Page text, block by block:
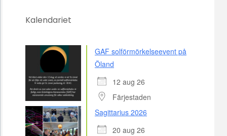
Kalendariet
GAF solförmörkelseevent på
Öland
12 aug 26
Färjestaden
Sagittarius 2026
20 aug 26